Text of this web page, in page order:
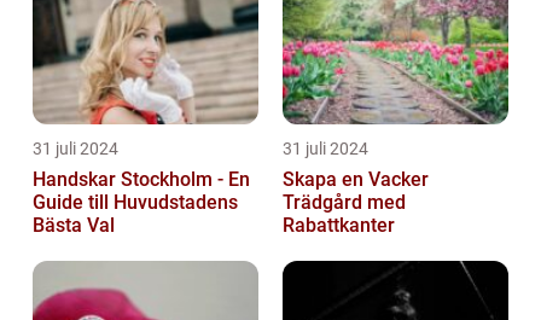
31 juli 2024
Handskar Stockholm - En
Guide till Huvudstadens
Bästa Val
31 juli 2024
Skapa en Vacker
Trädgård med
Rabattkanter